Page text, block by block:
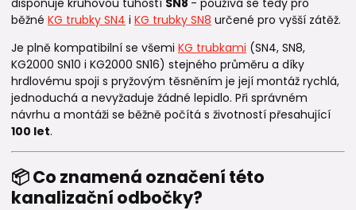
disponuje kruhovou tuhostí SN8 - používá se tedy pro
běžné KG trubky SN4 i KG trubky SN8 určené pro vyšší zátěž.
Je plně kompatibilní se všemi KG trubkami (SN4, SN8,
KG2000 SN10 i KG2000 SN16) stejného průměru a díky
hrdlovému spoji s pryžovým těsněním je její montáž rychlá,
jednoduchá a nevyžaduje žádné lepidlo. Při správném
návrhu a montáži se běžně počítá s životností přesahující
100 let.
📦 Co znamená označení této
kanalizační odbočky?